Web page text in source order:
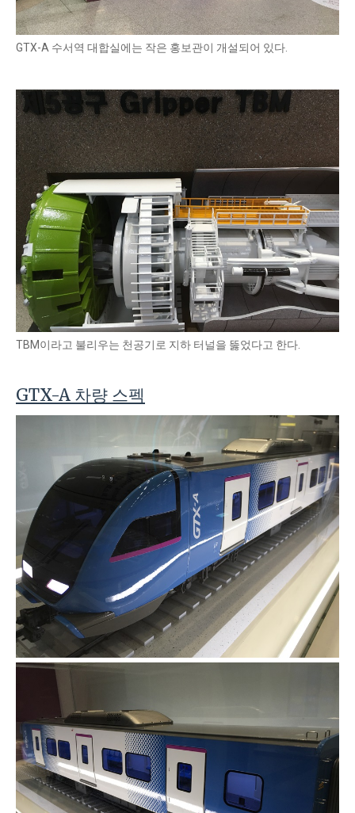
GTX-A 수서역 대합실에는 작은 홍보관이 개설되어 있다.
TBM이라고 불리우는 천공기로 지하 터널을 뚫었다고 한다.
GTX-A 차량 스펙